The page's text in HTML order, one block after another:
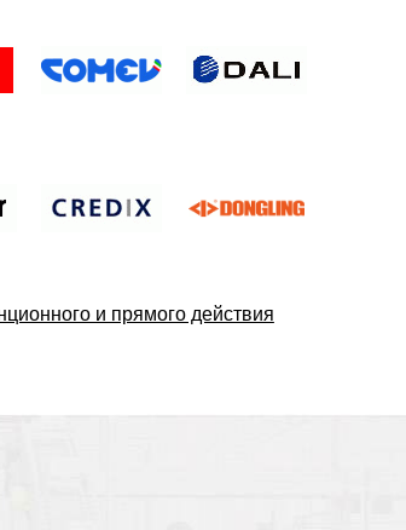
и прямого действия